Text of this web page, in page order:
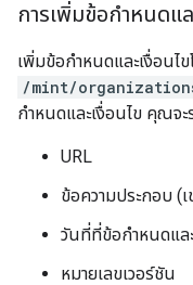
การเพิ่มข้อกำหนดแล
เพิ่มข้อกำหนดและเงื่อนไ
/mint/
กำหนดและเงื่อนไข คุณจะ
URL
ข้อความประกอบ (
วันที่ที่ข้อกำหนดแล
หมายเลขเวอร์ชัน